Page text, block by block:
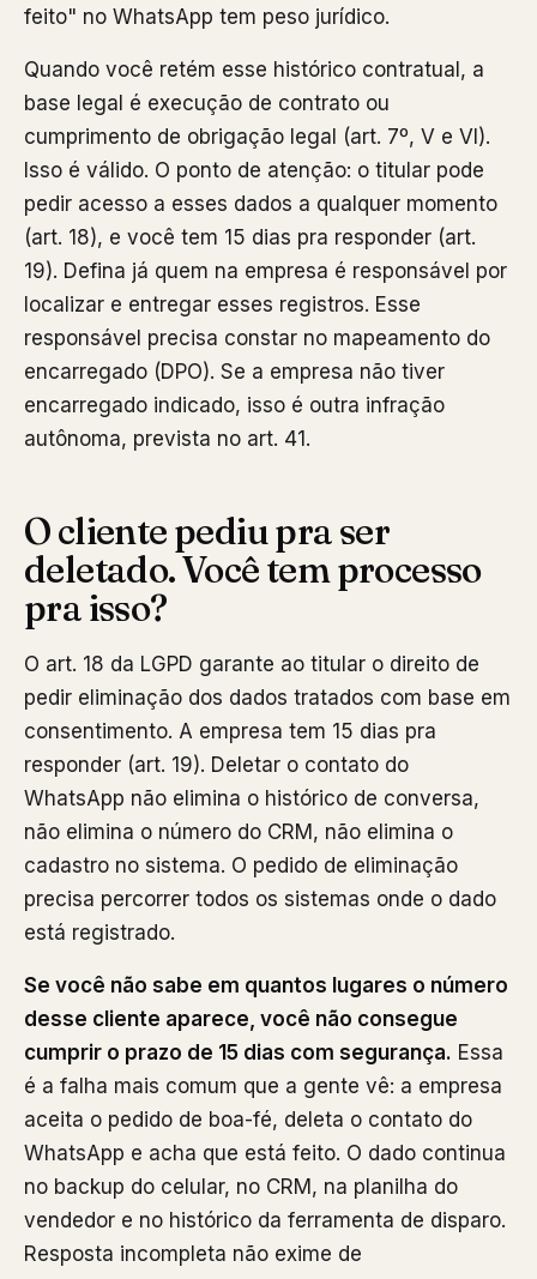
feito" no WhatsApp tem peso jurídico.
Quando você retém esse histórico contratual, a
base legal é execução de contrato ou
cumprimento de obrigação legal (art. 7º, V e VI).
Isso é válido. O ponto de atenção: o titular pode
pedir acesso a esses dados a qualquer momento
(art. 18), e você tem 15 dias pra responder (art.
19). Defina já quem na empresa é responsável por
localizar e entregar esses registros. Esse
responsável precisa constar no mapeamento do
encarregado (DPO). Se a empresa não tiver
encarregado indicado, isso é outra infração
autônoma, prevista no art. 41.
O cliente pediu pra ser
deletado. Você tem processo
pra isso?
O art. 18 da LGPD garante ao titular o direito de
pedir eliminação dos dados tratados com base em
consentimento. A empresa tem 15 dias pra
responder (art. 19). Deletar o contato do
WhatsApp não elimina o histórico de conversa,
não elimina o número do CRM, não elimina o
cadastro no sistema. O pedido de eliminação
precisa percorrer todos os sistemas onde o dado
está registrado.
Se você não sabe em quantos lugares o número
desse cliente aparece, você não consegue
cumprir o prazo de 15 dias com segurança. Essa
é a falha mais comum que a gente vê: a empresa
aceita o pedido de boa-fé, deleta o contato do
WhatsApp e acha que está feito. O dado continua
no backup do celular, no CRM, na planilha do
vendedor e no histórico da ferramenta de disparo.
Resposta incompleta não exime de